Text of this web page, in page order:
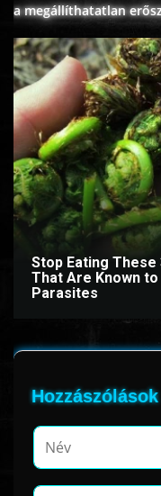
a megállíthatatlan
Stop Eating These
That Are Known to
Parasites
Hozzászólások